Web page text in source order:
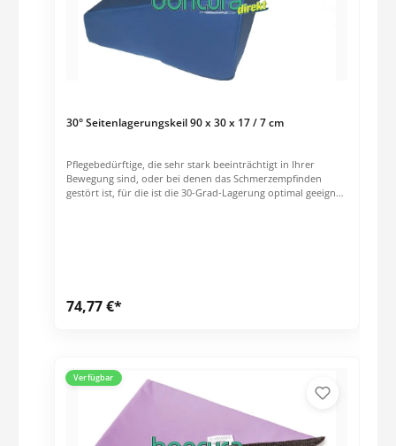
30° Seitenlagerungskeil 90 x 30 x 17 / 7 cm
Pflegebedürftige, die sehr stark beeinträchtigt in Ihrer
Bewegung sind, oder bei denen das Schmerzempfinden
gestört ist, für die ist die 30-Grad-Lagerung optimal geeignet.
74,77 €*
Verfügbar